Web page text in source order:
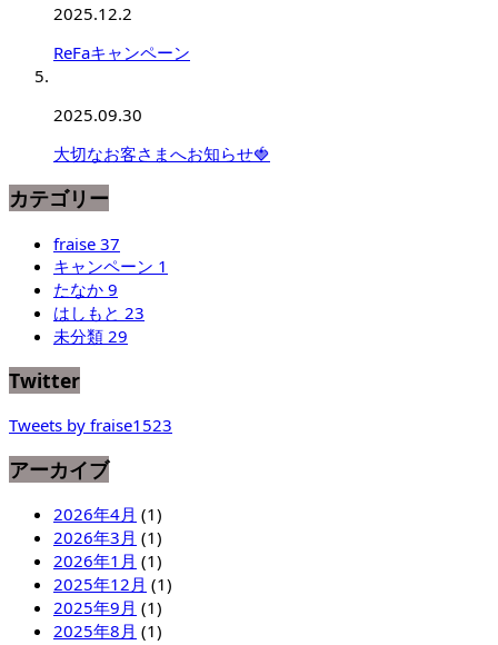
2025.12.2
ReFaキャンペーン
2025.09.30
大切なお客さまへお知らせ🍓
カテゴリー
fraise 37
キャンペーン 1
たなか 9
はしもと 23
未分類 29
Twitter
Tweets by fraise1523
アーカイブ
2026年4月 (1)
2026年3月 (1)
2026年1月 (1)
2025年12月 (1)
2025年9月 (1)
2025年8月 (1)